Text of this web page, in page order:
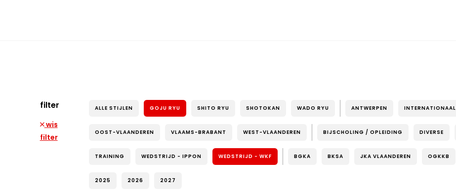
filter
wis
filter
ALLE STIJLEN GOJU RYU SHITO RYU SHOTOKAN WADO RYU ANTWERPEN INTERNATIONAAL
OOST-VLAANDEREN VLAAMS-BRABANT WEST-VLAANDEREN BIJSCHOLING / OPLEIDING DIVERSE
TRAINING WEDSTRIJD - IPPON WEDSTRIJD - WKF BGKA BKSA JKA VLAANDEREN OGKKB
2025 2026 2027